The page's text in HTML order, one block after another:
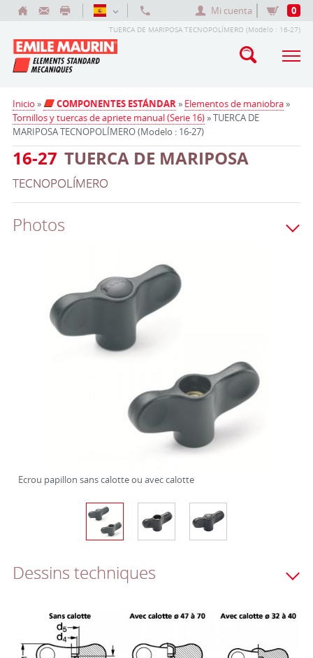
Mi cuenta 0
TUERCA DE MARIPOSA TECNOPOLÍMERO (Modelo : 16-27)
Inicio » COMPONENTES ESTÁNDAR» Elementos de maniobra»
Tornillos y tuercas de apriete manual (Serie 16)» TUERCA DE
MARIPOSA TECNOPOLÍMERO (Modelo : 16-27)
16-27 TUERCA DE MARIPOSA
TECNOPOLÍMERO
Photos
Ecrou papillon sans calotte ou avec calotte
Dessins techniques